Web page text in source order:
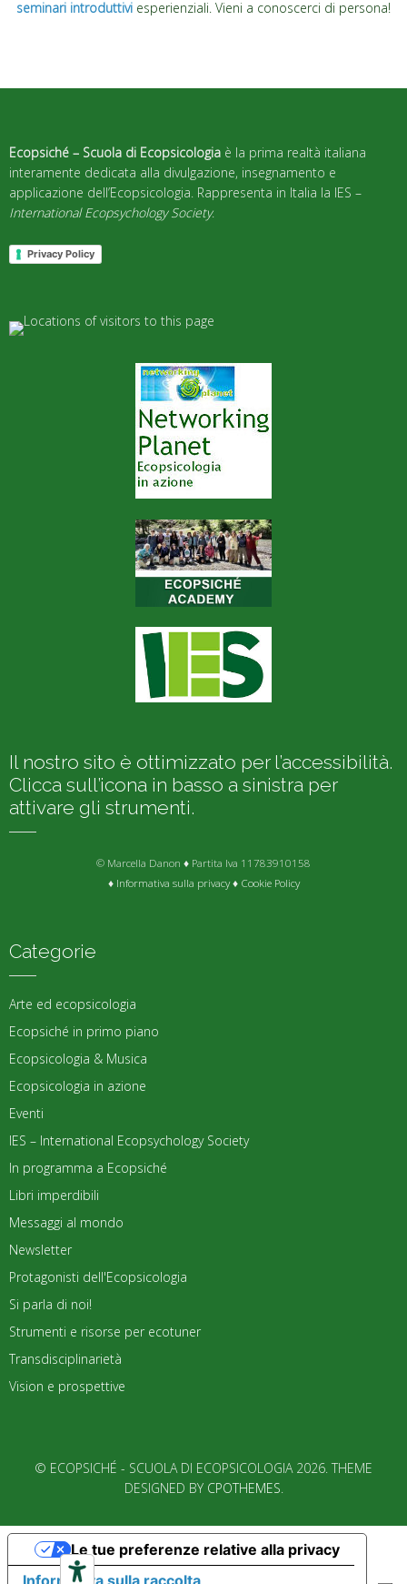
seminari introduttivi esperienziali. Vieni a conoscerci di persona!
Ecopsiché – Scuola di Ecopsicologia è la prima realtà italiana
interamente dedicata alla divulgazione, insegnamento e
applicazione dell’Ecopsicologia. Rappresenta in Italia la IES –
International Ecopsychology Society.
Privacy Policy
Il nostro sito è ottimizzato per l’accessibilità.
Clicca sull’icona in basso a sinistra per
attivare gli strumenti.
© Marcella Danon ♦ Partita Iva 11783910158
♦ Informativa sulla privacy♦ Cookie Policy
Categorie
Arte ed ecopsicologia
Ecopsiché in primo piano
Ecopsicologia & Musica
Ecopsicologia in azione
Eventi
IES – International Ecopsychology Society
In programma a Ecopsiché
Libri imperdibili
Messaggi al mondo
Newsletter
Protagonisti dell'Ecopsicologia
Si parla di noi!
Strumenti e risorse per ecotuner
Transdisciplinarietà
Vision e prospettive
© ECOPSICHÉ - SCUOLA DI ECOPSICOLOGIA 2026. THEME
DESIGNED BY CPOTHEMES.
Le tue preferenze relative alla privacy